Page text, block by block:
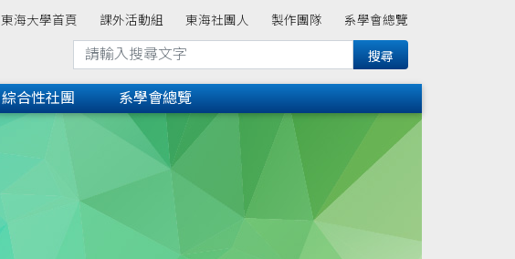
東海大學首頁 課外活動組 東海社團人 製作團隊 系學會總覽
綜合性社團 系學會總覽